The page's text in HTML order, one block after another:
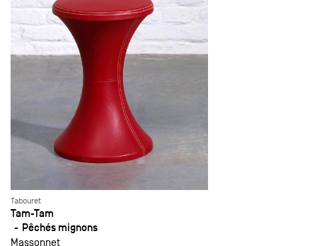
Tabouret
Tam-Tam
Pêchés mignons
Massonnet